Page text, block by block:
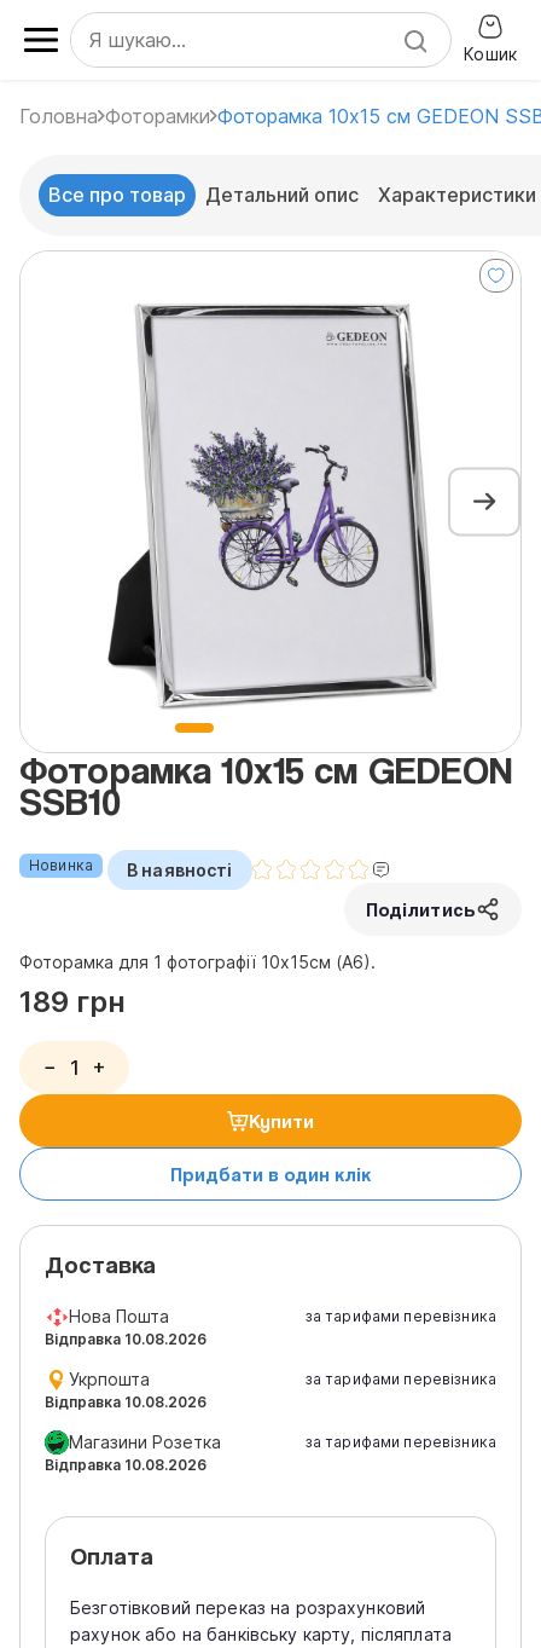
Кошик
Головна Фоторамки Фоторамка 10x15 см GEDEON
Все про товар Детальний опис Характеристики
Фоторамка 10x15 см GEDEON
SSB10
Новинка В наявності
Поділитись
Фоторамка для 1 фотографії 10x15см (А6).
189 грн
− +
Купити
Придбати в один клік
Доставка
Нова Пошта
Відправка 10.08.2026
за тарифами перевізника
Укрпошта
Відправка 10.08.2026
за тарифами перевізника
Магазини Розетка
Відправка 10.08.2026
за тарифами перевізника
Оплата
Безготівковий переказ на розрахунковий
рахунок або на банківську карту, післяплата